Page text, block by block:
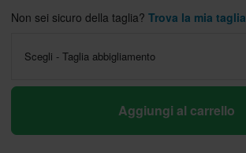
Non sei sicuro della taglia? Trova la mia taglia
Scegli - Taglia abbigliamento
Aggiungi al carrello